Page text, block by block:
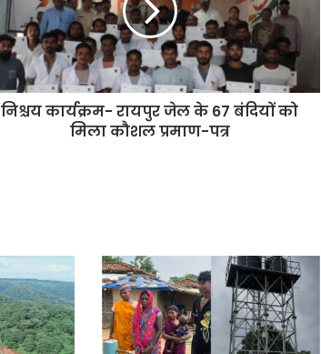
निश्चय कार्यक्रम- रायपुर जेल के 67 बंदियों को
मिला कौशल प्रमाण-पत्र